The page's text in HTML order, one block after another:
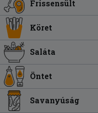
Frissensült
Köret
Saláta
Öntet
Savanyúság